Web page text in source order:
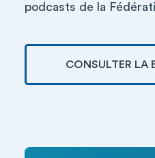
podcasts de la
CONSULTER LA